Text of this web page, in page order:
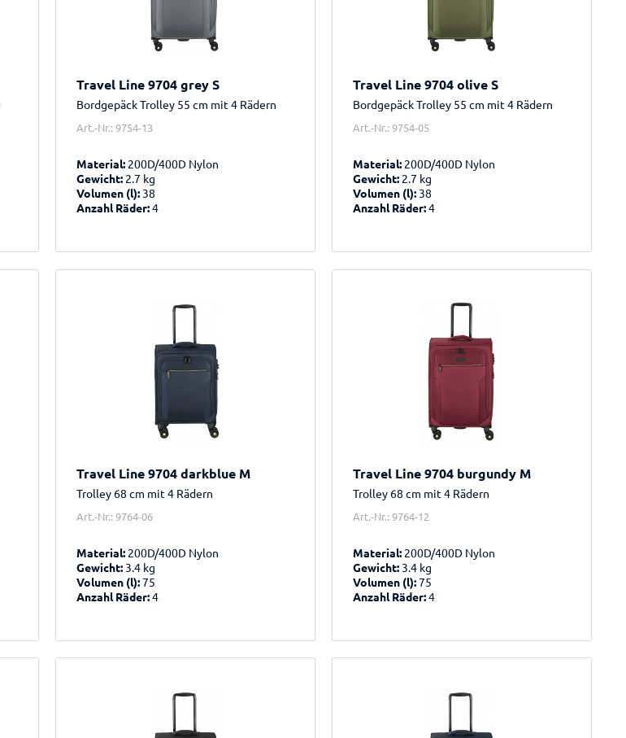
Travel Line 9704 grey S
Bordgepäck Trolley 55 cm mit 4 Rädern
Art.-Nr.: 9754-13
Material: 200D/400D Nylon
Gewicht: 2.7 kg
Volumen (l): 38
Anzahl Räder:4
Travel Line 9704 olive S
Bordgepäck Trolley 55 cm mit 4 Rädern
Art.-Nr.: 9754-05
Material: 200D/400D Nylon
Gewicht: 2.7 kg
Volumen (l): 38
Anzahl Räder:4
Travel Line 9704 darkblue M
Trolley 68 cm mit 4 Rädern
Art.-Nr.: 9764-06
Material: 200D/400D Nylon
Gewicht: 3.4 kg
Volumen (l):75
Anzahl Räder:4
Travel Line 9704 burgundy M
Trolley 68 cm mit 4 Rädern
Art.-Nr.: 9764-12
Material: 200D/400D Nylon
Gewicht: 3.4 kg
Volumen (l):75
Anzahl Räder:4